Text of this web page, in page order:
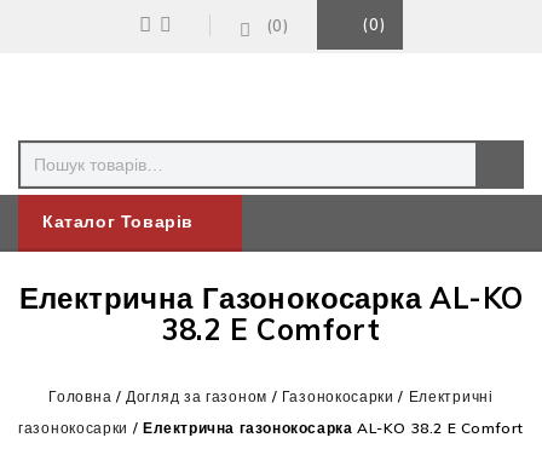
0 0
Каталог Товарів
Електрична Газонокосарка AL-KO
38.2 E Comfort
Головна /Догляд за газоном / Газонокосарки / Електричні
газонокосарки / Електрична газонокосарка AL-KO 38.2 E Comfort